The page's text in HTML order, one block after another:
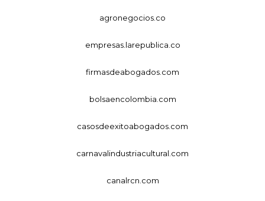
agronegocios.co
empresas.larepublica.co
firmasdeabogados.com
bolsaencolombia.com
casosdeexitoabogados.com
carnavalindustriacultural.com
canalrcn.com